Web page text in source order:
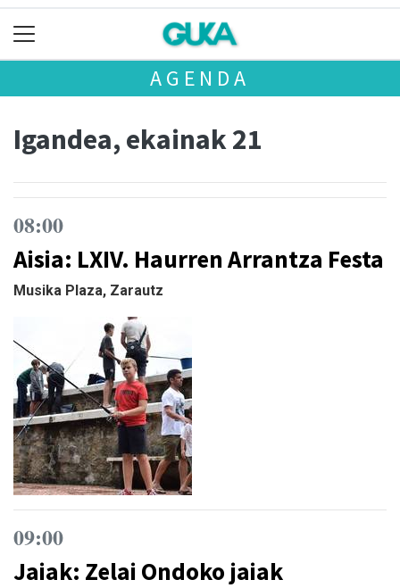
AGENDA
Igandea, ekainak 21
08:00
Aisia: LXIV. Haurren Arrantza Festa
Musika Plaza, Zarautz
09:00
Jaiak: Zelai Ondoko jaiak